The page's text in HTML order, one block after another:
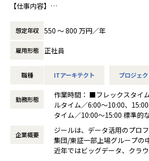
員全員が燃える会社」を目指し
展する企業です。そして、社員
ます。お客様に対する長期的な
【仕事内容】
するため、ビックデータの活用支援を行いま
積・加工・分析し、経営層の意思決定に活用
s Intelligence）やAzure、AWS、GCPなどの
機械学習などを含むデータプラットフォーム
ィスにて事業、そして組織拡大に貢献いただ
●直案件が多く、エンドユーザー様とのやり
します。クライアントの要望に沿ったデータ
ムの企画、設計、実装まで、プロジェクトに
って頂きます。
●主に要件定義からテストまでお任せします
想定年収 550 〜 800 万円／年
雇用形態 正社員
職種 ITアーキテクト プロジェ
勤務形態
作業時間： ■フレックスタイム制 フレキ
ルタイム／6:00～10:00、15:00～
タイム／10:00～15:00 標準的
労働時間)／9:00～18:00
働き方：フレックス制（コア
時間外労働の有無： 有（月平
休憩時間： 60分
企業概要
ジールは、データ活用のプロ
集団/東証一部上場グループの
近年ではビッグデータ、クラ